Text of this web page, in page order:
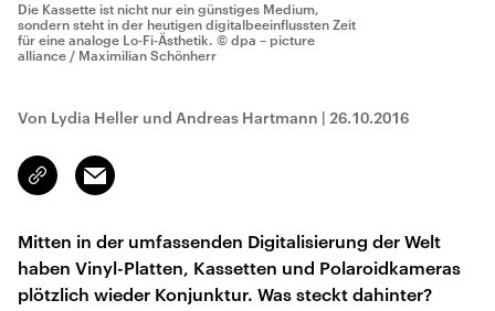
Die Kassette ist nicht nur ein günstiges Medium,
sondern steht in der heutigen digitalbeeinflussten Zeit
für eine analoge Lo-Fi-Ästhetik. © dpa – picture
alliance / Maximilian Schönherr
Von Lydia Heller und Andreas Hartmann | 26.10.2016
Link
kopieren/teilen
Email
Mitten in der umfassenden Digitalisierung der Welt
haben Vinyl-Platten, Kassetten und Polaroidkameras
plötzlich wieder Konjunktur. Was steckt dahinter?